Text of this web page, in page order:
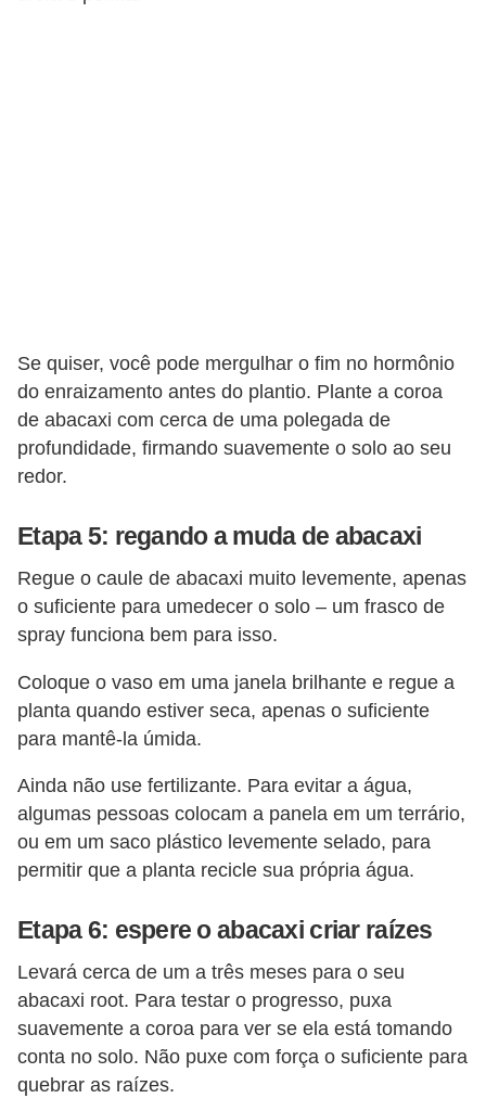
Se quiser, você pode mergulhar o fim no hormônio
do enraizamento antes do plantio. Plante a coroa
de abacaxi com cerca de uma polegada de
profundidade, firmando suavemente o solo ao seu
redor.
Etapa 5: regando a muda de abacaxi
Regue o caule de abacaxi muito levemente, apenas
o suficiente para umedecer o solo – um frasco de
spray funciona bem para isso.
Coloque o vaso em uma janela brilhante e regue a
planta quando estiver seca, apenas o suficiente
para mantê-la úmida.
Ainda não use fertilizante. Para evitar a água,
algumas pessoas colocam a panela em um terrário,
ou em um saco plástico levemente selado, para
permitir que a planta recicle sua própria água.
Etapa 6: espere o abacaxi criar raízes
Levará cerca de um a três meses para o seu
abacaxi root. Para testar o progresso, puxa
suavemente a coroa para ver se ela está tomando
conta no solo. Não puxe com força o suficiente para
quebrar as raízes.